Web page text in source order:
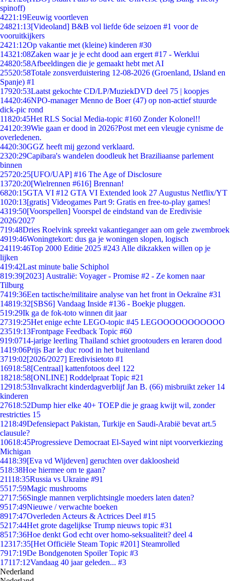
spinoff)
4221:19Eeuwig voortleven
24821:13[Videoland] B&B vol liefde 6de seizoen #1 voor de
vooruitkijkers
2421:12Op vakantie met (kleine) kinderen #30
14321:08Zaken waar je je echt dood aan ergert #17 - Werklui
24820:58Afbeeldingen die je gemaakt hebt met AI
25520:58Totale zonsverduistering 12-08-2026 (Groenland, IJsland en
Spanje) #1
17920:53Laatst gekochte CD/LP/MuziekDVD deel 75 | koopjes
14420:46NPO-manager Menno de Boer (47) op non-actief stuurde
dick-pic rond
11820:45Het RLS Social Media-topic #160 Zonder Kolonel!!
241 20:39Wie gaan er dood in 2026?Post met een vleugje cynisme de
overledenen.
4420:30GGZ heeft mij gezond verklaard.
2320:29Capibara's wandelen doodleuk het Braziliaanse parlement
binnen
25720:25[UFO/UAP] #16 The Age of Disclosure
13720:20[Wielrennen #616] Brennan!
6820:15GTA VI #12 GTA VI Extended look 27 Augustus Netflix/YT
1020:13[gratis] Videogames Part 9: Gratis en free-to-play games!
4319:50[Voorspellen] Voorspel de eindstand van de Eredivisie
2026/2027
719:48Dries Roelvink spreekt vakantieganger aan om gele zwembroek
4919:46Woningtekort: dus ga je woningen slopen, logisch
24119:46Top 2000 Editie 2025 #243 Alle dikzakken willen op je
lijken
419:42Last minute balie Schiphol
819:39[2023] Australië: Voyager - Promise #2 - Ze komen naar
Tilburg
7419:36Een tactische/militaire analyse van het front in Oekraïne #31
14819:32[SBS6] Vandaag Inside #136 - Boekje pluggen.
519:29Ik ga de fok-toto winnen dit jaar
27319:25Het enige echte LEGO-topic #45 LEGOOOOOOOOOOO
23519:13Frontpage Feedback Topic #60
919:0714-jarige leerling Thailand schiet grootouders en leraren dood
1419:06Prijs Bar le duc rood in het buitenland
3719:02[2026/2027] Eredivisietoto #1
16918:58[Centraal] kattenfotoos deel 122
18218:58[ONLINE] Roddelpraat Topic #21
12918:53Invalkracht kinderdagverblijf Jan B. (66) misbruikt zeker 14
kinderen
27618:52Dump hier elke 40+ TOEP die je graag kwijt wil, zonder
restricties 15
1218:49Defensiepact Pakistan, Turkije en Saudi-Arabië bevat art.5
clausule?
10618:45Progressieve Democraat El-Sayed wint nipt voorverkiezing
Michigan
4418:39[Eva vd Wijdeven] geruchten over dakloosheid
518:38Hoe hiermee om te gaan?
21118:35Russia vs Ukraine #91
5517:59Magic mushrooms
2717:56Single mannen verplichtsingle moeders laten daten?
9517:49Nieuwe / verwachte boeken
8917:47Overleden Acteurs & Actrices Deel #15
5217:44Het grote dagelijkse Trump nieuws topic #31
8517:36Hoe denkt God echt over homo-seksualiteit? deel 4
12317:35[Het Officiële Steam Topic #201] Steamrolled
7917:19De Bondgenoten Spoiler Topic #3
17117:12Vandaag 40 jaar geleden... #3
Nederland